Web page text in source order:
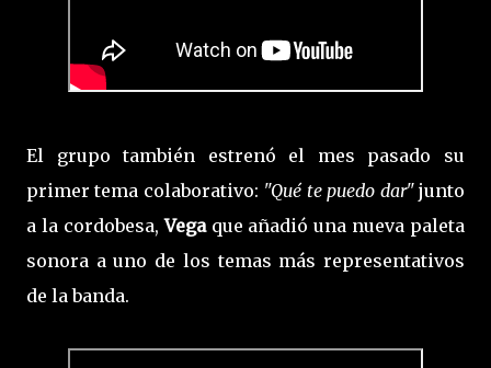
El grupo también estrenó el mes pasado su
primer tema colaborativo: "Qué te puedo dar"junto
a la cordobesa,Vega que añadió una nueva paleta
sonora a uno de los temas más representativos
de la banda.